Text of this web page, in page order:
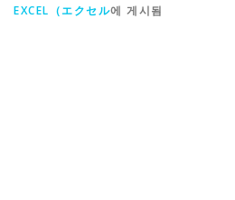
EXCEL（エクセル에 게시됨